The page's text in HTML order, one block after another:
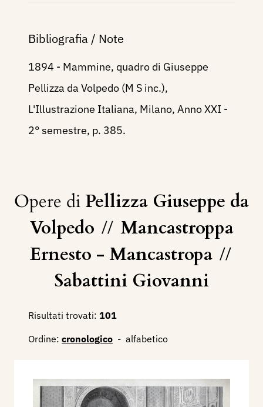
Bibliografia / Note
1894 - Mammine, quadro di Giuseppe
Pellizza da Volpedo (M S inc.),
L'Illustrazione Italiana, Milano, Anno XXI -
2° semestre, p. 385.
Opere diPellizza Giuseppe da
Volpedo // Mancastroppa
Ernesto - Mancastropa //
Sabattini Giovanni
Risultati trovati: 101
Ordine: cronologico - alfabetico